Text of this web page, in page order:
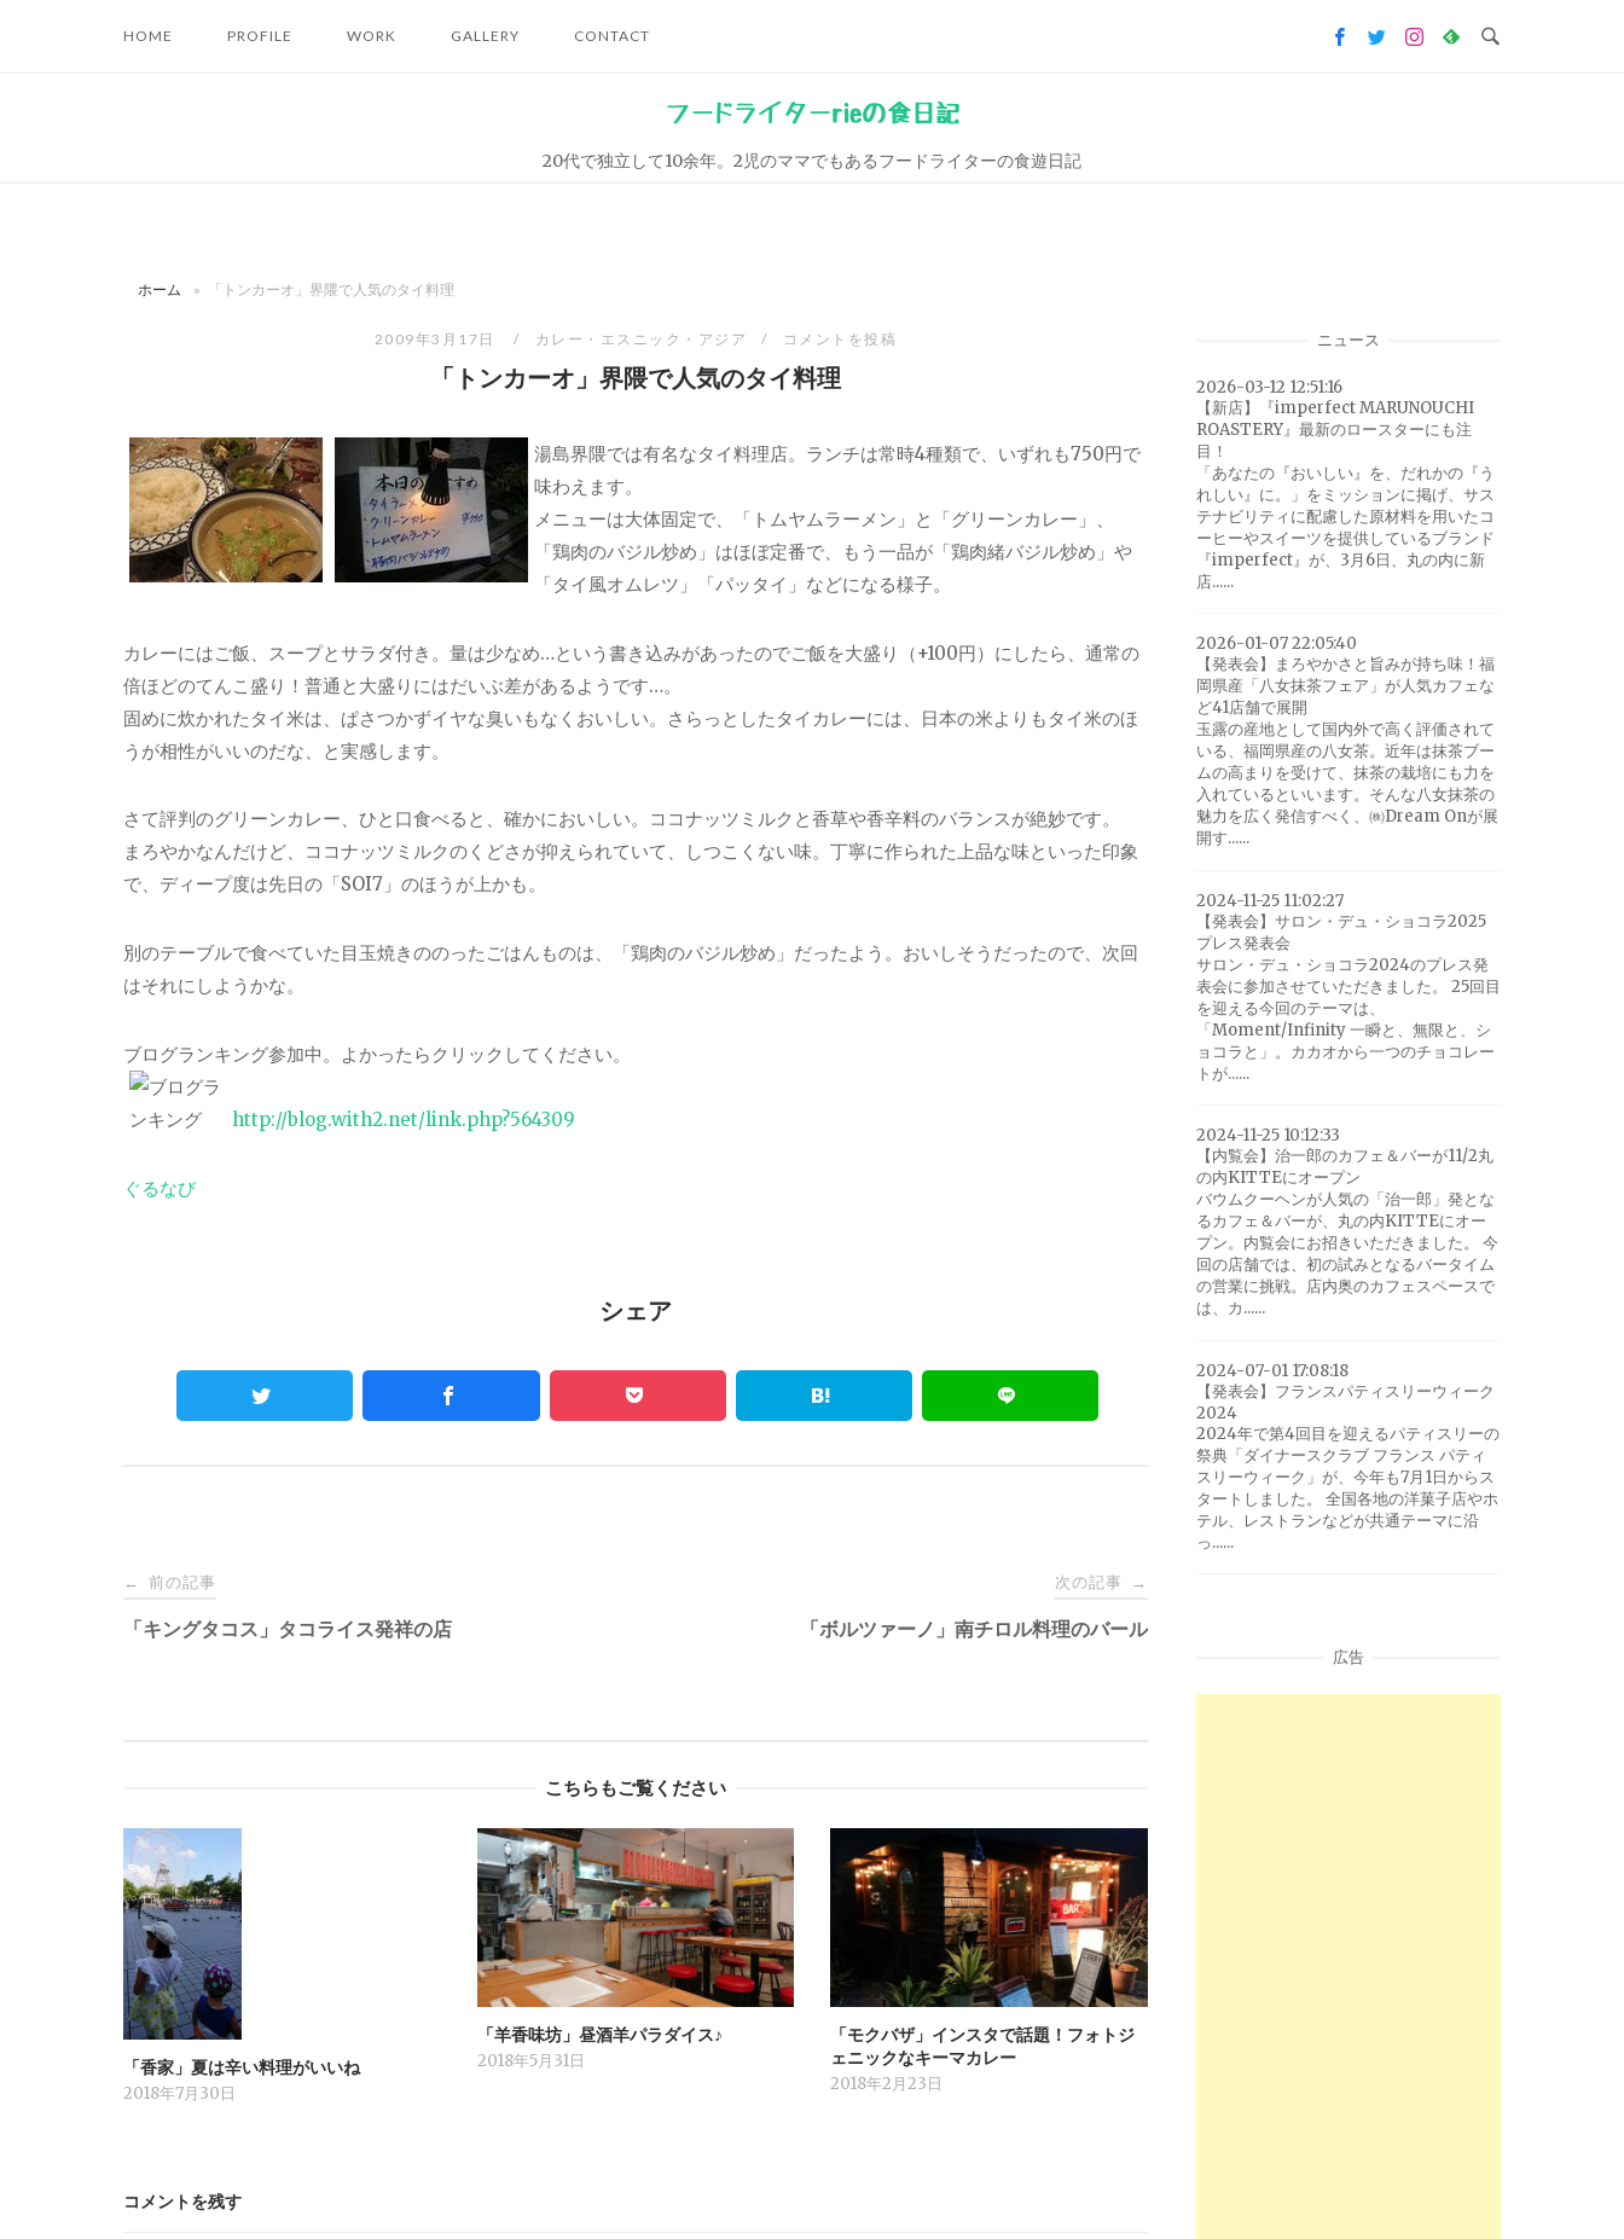
HOME PROFILE WORK GALLERY CONTACT
フードライターrieの食日記
20代で独立して10余年。2児のママでもあるフードライターの食遊日記
ホーム » 「トンカーオ」界隈で人気のタイ料理
2009年3月17日 カレー・エスニック・アジア コメントを投稿
「トンカーオ」界隈で人気のタイ料理
湯島界隈では有名なタイ料理店。ランチは常時4種類で、いずれも750円で
味わえます。
メニューは大体固定で、「トムヤムラーメン」と「グリーンカレー」、
「鶏肉のバジル炒め」はほぼ定番で、もう一品が「鶏肉緒バジル炒め」や
「タイ風オムレツ」「パッタイ」などになる様子。
カレーにはご飯、スープとサラダ付き。量は少なめ…という書き込みがあったのでご飯を大盛り（+100円）にしたら、通常の
倍ほどのてんこ盛り！普通と大盛りにはだいぶ差があるようです…。
固めに炊かれたタイ米は、ぱさつかずイヤな臭いもなくおいしい。さらっとしたタイカレーには、日本の米よりもタイ米のほ
うが相性がいいのだな、と実感します。
さて評判のグリーンカレー、ひと口食べると、確かにおいしい。ココナッツミルクと香草や香辛料のバランスが絶妙です。
まろやかなんだけど、ココナッツミルクのくどさが抑えられていて、しつこくない味。丁寧に作られた上品な味といった印象
で、ディープ度は先日の「SOI7」のほうが上かも。
別のテーブルで食べていた目玉焼きののったごはんものは、「鶏肉のバジル炒め」だったよう。おいしそうだったので、次回
はそれにしようかな。
ブログランキング参加中。よかったらクリックしてください。
http://blog.with2.net/link.php?564309
ぐるなび
シェア
Post
navigation
← 前の記事
「キングタコス」タコライス発祥の店
次の記事 →
「ボルツァーノ」南チロル料理のバール
こちらもご覧ください
「香家」夏は辛い料理がいいね
2018年7月30日
「羊香味坊」昼酒羊パラダイス♪
2018年5月31日
「モクバザ」インスタで話題！フォトジ
ェニックなキーマカレー
2018年2月23日
コメントを残す
ニュース
2026-03-12 12:51:16
【新店】『imperfect MARUNOUCHI
ROASTERY』最新のロースターにも注
目！
「あなたの『おいしい』を、だれかの『う
れしい』に。」をミッションに掲げ、サス
テナビリティに配慮した原材料を用いたコ
ーヒーやスイーツを提供しているブランド
『imperfect』が、3月6日、丸の内に新
店......
2026-01-07 22:05:40
【発表会】まろやかさと旨みが持ち味！福
岡県産「八女抹茶フェア」が人気カフェな
ど41店舗で展開
玉露の産地として国内外で高く評価されて
いる、福岡県産の八女茶。近年は抹茶ブー
ムの高まりを受けて、抹茶の栽培にも力を
入れているといいます。そんな八女抹茶の
魅力を広く発信すべく、㈱Dream Onが展
開す......
2024-11-25 11:02:27
【発表会】サロン・デュ・ショコラ2025
プレス発表会
サロン・デュ・ショコラ2024のプレス発
表会に参加させていただきました。 25回目
を迎える今回のテーマは、
「Moment/Infinity 一瞬と、無限と、シ
ョコラと」。カカオから一つのチョコレー
トが......
2024-11-25 10:12:33
【内覧会】治一郎のカフェ＆バーが11/2丸
の内KITTEにオープン
バウムクーヘンが人気の「治一郎」発とな
るカフェ＆バーが、丸の内KITTEにオー
プン。内覧会にお招きいただきました。 今
回の店舗では、初の試みとなるバータイム
の営業に挑戦。店内奥のカフェスペースで
は、カ......
2024-07-01 17:08:18
【発表会】フランスパティスリーウィーク
2024
2024年で第4回目を迎えるパティスリーの
祭典「ダイナースクラブ フランス パティ
スリーウィーク」が、今年も7月1日からス
タートしました。 全国各地の洋菓子店やホ
テル、レストランなどが共通テーマに沿
っ......
広告